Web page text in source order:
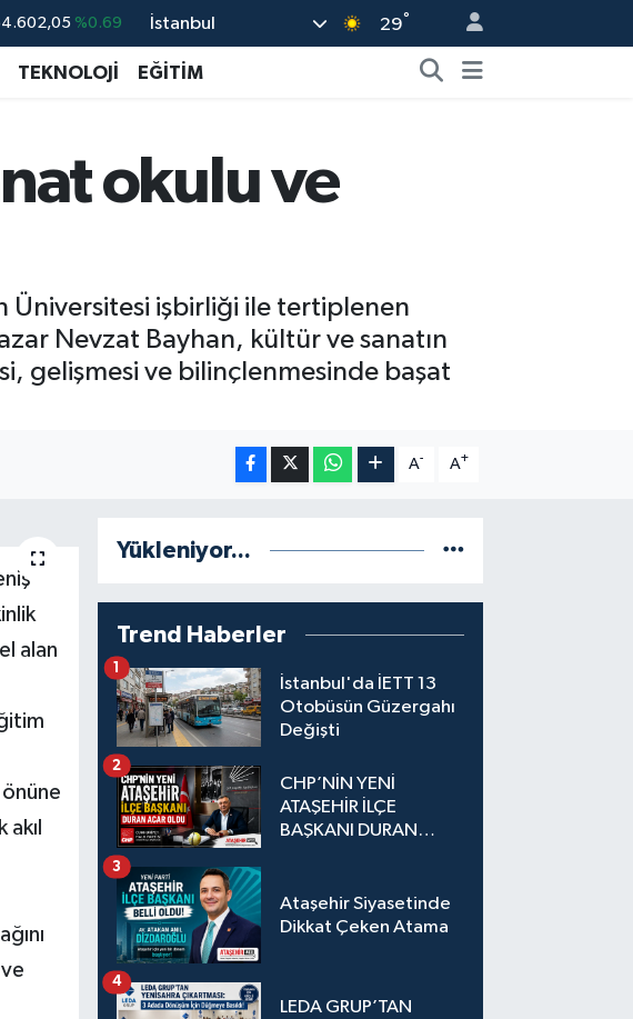
55,0250 %0.02
%0.32
13.768 %48
İstanbul 29°
TEKNOLOJİ EĞİTİM
okulu ve
Üniversitesi işbirliği ile tertiplenen
Nevzat Bayhan, kültür ve sanatın
gelişmesi ve bilinçlenmesinde başat
A- A+
alan
önüne
Yükleniyor...
Trend Haberler
İstanbul'da İETT 13
Otobüsün Güzergahı
Değişti
1
CHP’NİN YENİ
ATAŞEHİR İLÇE
BAŞKANI DURAN
2
Ataşehir Siyasetinde
Dikkat Çeken Atama
3
LEDA GRUP’TAN
4